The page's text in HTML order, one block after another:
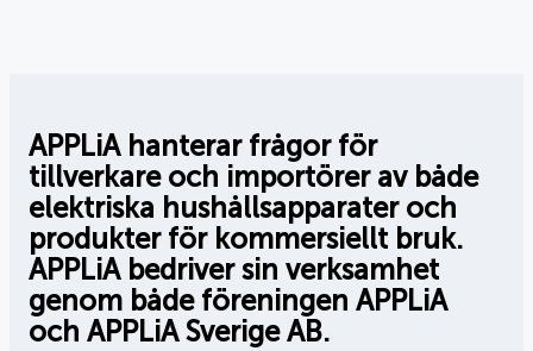
APPLiA hanterar frågor för
tillverkare och importörer av både
elektriska hushållsapparater och
produkter för kommersiellt bruk.
APPLiA bedriver sin verksamhet
genom både föreningen APPLiA
och APPLiA Sverige AB.